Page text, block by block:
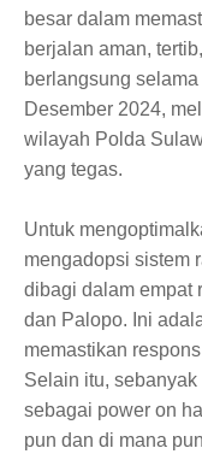
besar dalam
berjalan aman,
berlangsung
Desember 2024,
wilayah Polda
yang tegas.
Untuk
mengadopsi sistem
dibagi dalam empat
dan Palopo. Ini
memastikan
Selain itu,
sebagai power on
pun dan di mana